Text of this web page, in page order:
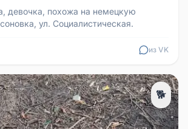
девочка, похожа на немецкую
ул. Социалистическая.
из VK
🐕